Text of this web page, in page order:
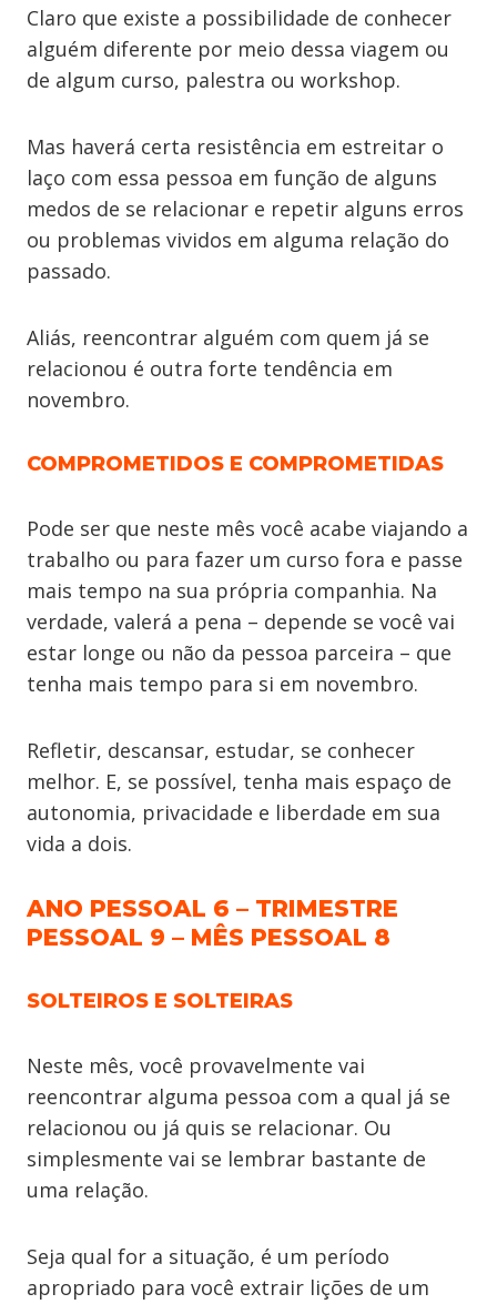
Claro que existe a possibilidade de conhecer
alguém diferente por meio dessa viagem ou
de algum curso, palestra ou workshop.
Mas haverá certa resistência em estreitar o
laço com essa pessoa em função de alguns
medos de se relacionar e repetir alguns erros
ou problemas vividos em alguma relação do
passado.
Aliás, reencontrar alguém com quem já se
relacionou é outra forte tendência em
novembro.
COMPROMETIDOS E COMPROMETIDAS
Pode ser que neste mês você acabe viajando a
trabalho ou para fazer um curso fora e passe
mais tempo na sua própria companhia. Na
verdade, valerá a pena – depende se você vai
estar longe ou não da pessoa parceira – que
tenha mais tempo para si em novembro.
Refletir, descansar, estudar, se conhecer
melhor. E, se possível, tenha mais espaço de
autonomia, privacidade e liberdade em sua
vida a dois.
ANO PESSOAL 6 – TRIMESTRE
PESSOAL 9 – MÊS PESSOAL 8
SOLTEIROS E SOLTEIRAS
Neste mês, você provavelmente vai
reencontrar alguma pessoa com a qual já se
relacionou ou já quis se relacionar. Ou
simplesmente vai se lembrar bastante de
uma relação.
Seja qual for a situação, é um período
apropriado para você extrair lições de um